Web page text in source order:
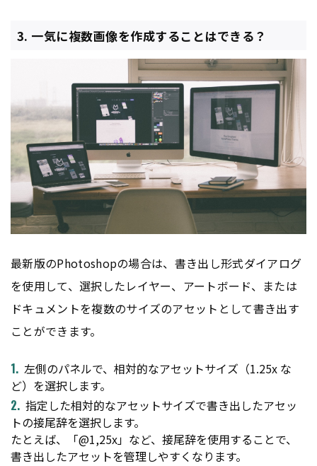
3. 一気に複数画像を作成することはできる？
最新版のPhotoshopの場合は、書き出し形式ダイアログ
を使用して、選択したレイヤー、アートボード、または
ドキュメントを複数のサイズのアセットとして書き出す
ことができます。
左側のパネルで、相対的なアセットサイズ（1.25x な
ど）を選択します。
指定した相対的なアセットサイズで書き出したアセッ
トの接尾辞を選択します。
たとえば、「@1,25x」など、接尾辞を使用することで、
書き出したアセットを管理しやすくなります。